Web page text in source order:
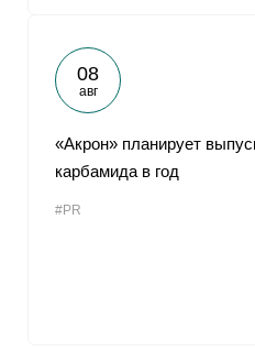
08
авг
«Акрон» планирует
карбамида в год
#PR